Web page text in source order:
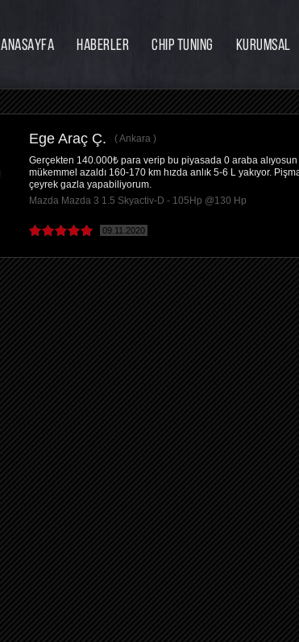
ANASAYFA HABERLER CHIP TUNING KURUMSAL
Eğitim
Bayilik
İnsan
Ege Araç Ç.
Ankara
Gerçekten 140.000₺ para verip bu piyasada 0 araba alıyosun
mükemmel azaldı 160-170 km hızda anlık 5-6 L yakıyor.
çeyrek gazla yapabiliyorum.
Mazda Mazda 3 1.5 Skyactiv-D - 105Hp @130 Hp
09.11.2020